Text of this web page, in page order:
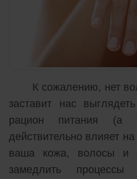
К сожалению, нет
заставит нас
рацион питания (а
действительно влияет
ваша кожа, волосы и
замедлить процессы